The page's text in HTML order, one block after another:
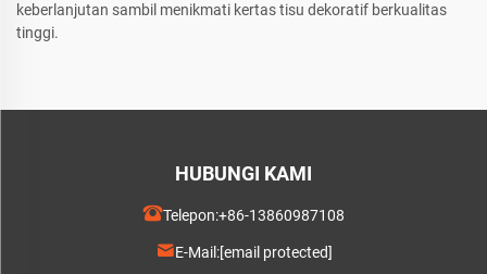
keberlanjutan sambil menikmati kertas tisu dekoratif berkualitas
tinggi.
HUBUNGI KAMI
Telepon:+86-13860987108
E-Mail:[email protected]